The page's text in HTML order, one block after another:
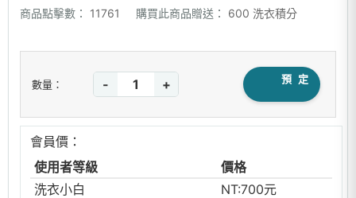
商品點擊數：
11761 購買此商品贈送： 600 洗衣積分
數量： - + 預 定
會員價：
使用者等級
價格
洗衣小白
NT:700元